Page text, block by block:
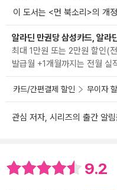
이 도서는 <먼 북소리 >의 개
알라딘 만권당 삼성카드, 알라
최대 1만원 또는 2만원 할인(
발급월 +1개월까지는 전월 실
카드/간편결제 할인 무이자
관심 저자, 시리즈의 출간 알
9.2